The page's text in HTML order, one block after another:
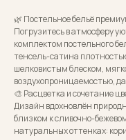
🌿 Постельное бельё
Погрузитесь в атмосферу
комплектом постельного
тенсель-сатина
шелковистым блеском,
воздухопроницаемостью,
🎨 Расцветка и сочетание
Дизайн вдохновлён
близком к сливочно-
натуральных оттенках: